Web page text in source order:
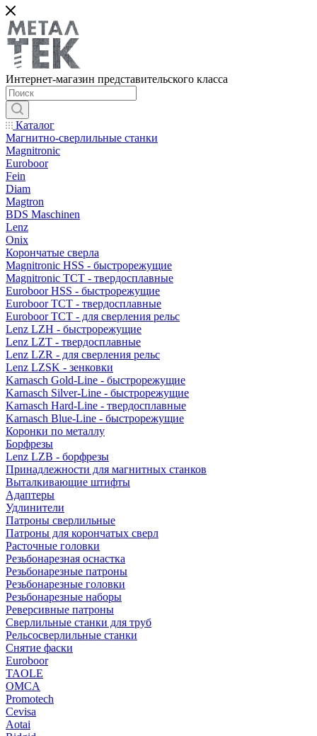
Интернет-магазин представительского класса
Каталог
Магнитно-сверлильные станки
Magnitronic
Euroboor
Fein
Diam
Magtron
BDS Maschinen
Lenz
Onix
Корончатые сверла
Magnitronic HSS - быстрорежущие
Magnitronic TCT - твердосплавные
Euroboor HSS - быстрорежущие
Euroboor TCT - твердосплавные
Euroboor TCT - для сверления рельс
Lenz LZH - быстрорежущие
Lenz LZT - твердосплавные
Lenz LZR - для сверления рельс
Lenz LZSK - зенковки
Karnasch Gold-Line - быстрорежущие
Karnasch Silver-Line - быстрорежущие
Karnasch Hard-Line - твердосплавные
Karnasch Blue-Line - быстрорежущие
Коронки по металлу
Борфрезы
Lenz LZB - борфрезы
Принадлежности для магнитных станков
Выталкивающие штифты
Адаптеры
Удлинители
Патроны сверлильные
Патроны для корончатых сверл
Расточные головки
Резьбонарезная оснастка
Резьбонарезные патроны
Резьбонарезные головки
Резьбонарезные наборы
Реверсивные патроны
Сверлильные станки для труб
Рельсосверлильные станки
Снятие фаски
Euroboor
TAOLE
OMCA
Promotech
Cevisa
Aotai